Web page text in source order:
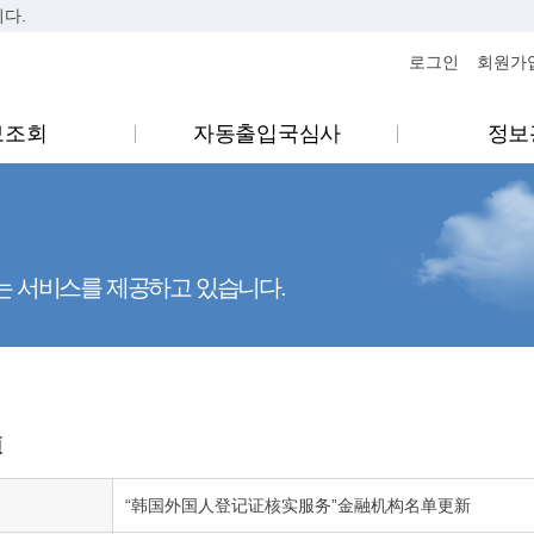
.
로그인 회원가
회 자동출입국심사 정
서비스를 제공하고 있습니다.
“韩国外国人登记证核实服务”金融机构名单更新